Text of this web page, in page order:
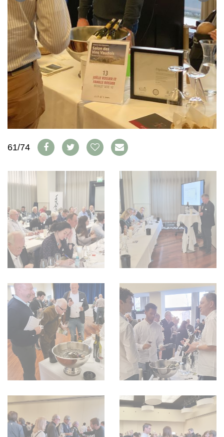
ABO
AUSGABE
ARCHIV
VORTEILSWELT
BÜCHER
WEINSZENE
PORTRAITS
VINOPHILES
ARCHIV
ANMELDEN
AWARDS
GEWINNSPIELE
VORTEILSWELT
TRINKREIFETABELLE
NEWSLETTER
WINE TRADE CLUB
REDAKTION
WERBUNG
PRESSE
AGB & DATENSCHUTZ
FAQ
61/74